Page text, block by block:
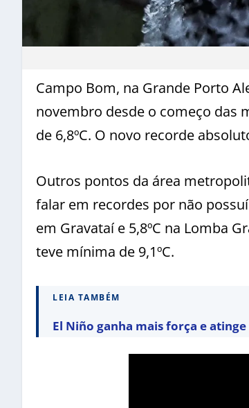
Campo Bom, na Grande Porto
novembro desde o começo das
de 6,8ºC. O novo recorde
Outros pontos da área
falar em recordes por não
em Gravataí e 5,8ºC na Lomba
teve mínima de 9,1ºC.
LEIA TAMBÉM
El Niño ganha mais força e